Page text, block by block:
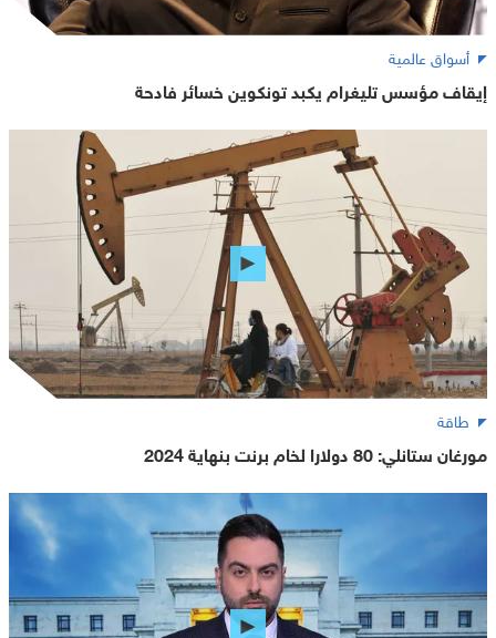
أسواق عالمية
إيقاف مؤسس تليغرام يكبد تونكوين خسائر فادحة
طاقة
مورغان ستانلي: 80 دولارا لخام برنت بنهاية 2024